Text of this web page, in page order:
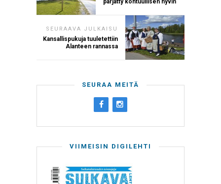
pärjätty kohtuullisen hyvin
SEURAAVA JULKAISU
Kansallispukuja tuuletettiin
Alanteen rannassa
SEURAA MEITÄ
VIIMEISIN DIGILEHTI